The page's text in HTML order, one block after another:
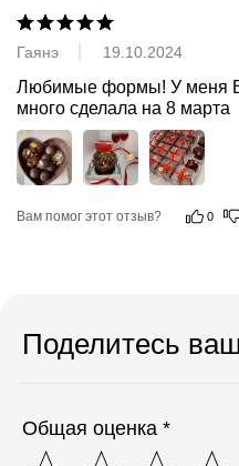
Гаянэ 19.10.2024
Любимые формы! У меня
много сделала на 8 марта
Вам помог этот отзыв? 0
Поделитесь
Общая оценка *